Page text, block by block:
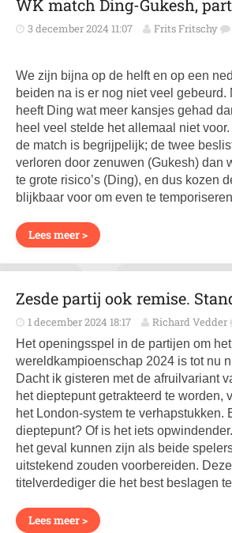
WK match Ding-Gukesh,
3 december 2024 11:07 Frits Fritschy
We zijn bijna op de helft en op een
beiden na is er nog niet veel gebeurd.
heeft Ding wat meer kansjes gehad
heel veel stelde het allemaal niet
de match is begrijpelijk; de twee
verloren door zenuwen (Gukesh) dan
te grote risico’s (Ding), en dus kozen
blijkbaar voor om even te
Lees meer >
Zesde partij ook remise.
1 december 2024 18:17 Richard Vedder
Het openingsspel in de partijen om het
wereldkampioenschap 2024 is tot nu
Dacht ik gisteren met de afruilvariant
het dieptepunt getrakteerd te worden,
het London-system te verhapstukken.
dieptepunt? Of is het iets
het geval kunnen zijn als beide
uitstekend zouden voorbereiden.
titelverdediger die het best beslagen
Lees meer >